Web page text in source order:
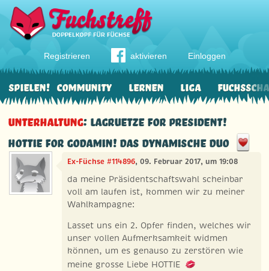
Registrieren aktivieren Einloggen
Community Lernen Liga
Spielen!
Unterhaltung: Lagruetze for President!
HOTTIE for Godamin! das dynamische Duo
Ex-Füchse #114896, 09. Februar 2017, um 19:08
da meine Präsidentschaftswahl scheinbar
voll am laufen ist, kommen wir zu meiner
Wahlkampagne:
Lasset uns ein 2. Opfer finden, welches wir
unser vollen Aufmerksamkeit widmen
können, um es genauso zu zerstören wie
meine grosse Liebe HOTTIE